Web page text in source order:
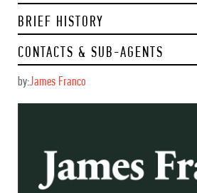
BRIEF HISTORY
CONTACTS & SUB-AGENTS
by:James Franco